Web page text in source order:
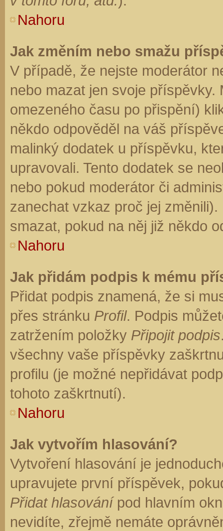
Nahoru
Jak změním nebo smažu
V případě, že nejste moderátor
nebo mazat jen svoje
omezeného času po přispění)
někdo odpověděl na váš
malinký dodatek u příspěvku,
upravovali. Tento dodatek se
nebo pokud moderátor či
zanechat vzkaz proč jej
smazat, pokud na něj již někdo
Nahoru
Jak přidám podpis k mému
Přidat podpis znamená, že si
přes stránku Profil. Podpis
zatržením položky Připojit podpis
všechny vaše příspěvky
profilu (je možné nepřidávat
tohoto zaškrtnutí).
Nahoru
Jak vytvořím hlasování?
Vytvoření hlasování je
upravujete první příspěvek,
Přidat hlasovánípod hlavním
nevidíte, zřejmě nemáte